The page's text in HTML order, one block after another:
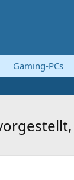
Gaming-PCs